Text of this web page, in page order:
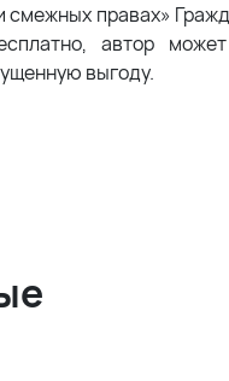
смежных правах»
автор
выгоду.